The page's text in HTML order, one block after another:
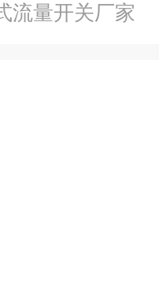
流量开关厂家